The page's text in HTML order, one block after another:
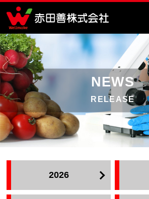
NEWS
RELEASE
2026